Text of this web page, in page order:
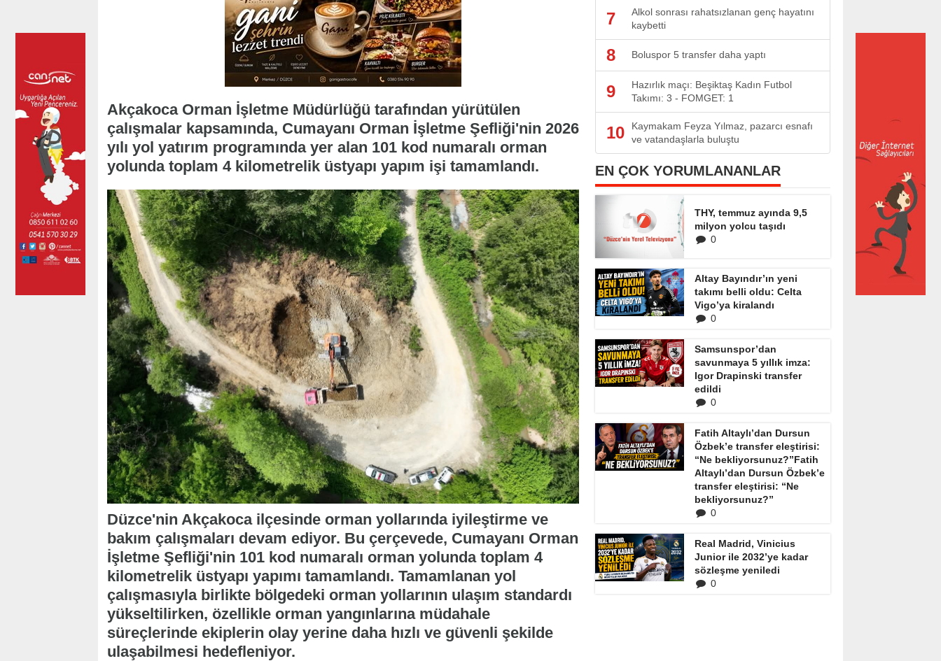
Akçakoca Orman İşletme Müdürlüğü tarafından yürütülen
çalışmalar kapsamında, Cumayanı Orman İşletme Şefliği'nin 2026
yılı yol yatırım programında yer alan 101 kod numaralı orman
yolunda toplam 4 kilometrelik üstyapı yapım işi tamamlandı.
Düzce'nin Akçakoca ilçesinde orman yollarında iyileştirme ve
bakım çalışmaları devam ediyor. Bu çerçevede, Cumayanı Orman
İşletme Şefliği'nin 101 kod numaralı orman yolunda toplam 4
kilometrelik üstyapı yapımı tamamlandı. Tamamlanan yol
çalışmasıyla birlikte bölgedeki orman yollarının ulaşım standardı
yükseltilirken, özellikle orman yangınlarına müdahale
süreçlerinde ekiplerin olay yerine daha hızlı ve güvenli şekilde
ulaşabilmesi hedefleniyor.
7
Alkol sonrası rahatsızlanan genç hayatını
kaybetti
8 Boluspor 5 transfer daha yaptı
9
Hazırlık maçı: Beşiktaş Kadın Futbol
Takımı: 3 - FOMGET: 1
10
Kaymakam Feyza Yılmaz, pazarcı esnafı
ve vatandaşlarla buluştu
EN ÇOK YORUMLANANLAR
THY, temmuz ayında 9,5
milyon yolcu taşıdı
0
Altay Bayındır’ın yeni
takımı belli oldu: Celta
Vigo’ya kiralandı
0
Samsunspor’dan
savunmaya 5 yıllık imza:
Igor Drapinski transfer
edildi
0
Fatih Altaylı’dan Dursun
Özbek’e transfer eleştirisi:
“Ne bekliyorsunuz?”Fatih
Altaylı’dan Dursun Özbek’e
transfer eleştirisi: “Ne
bekliyorsunuz?”
0
Real Madrid, Vinicius
Junior ile 2032’ye kadar
sözleşme yeniledi
0